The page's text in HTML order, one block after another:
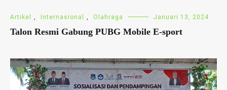
Artikel , Internasional , Olahraga Januari 13, 2024
Talon Resmi Gabung PUBG Mobile E-sport